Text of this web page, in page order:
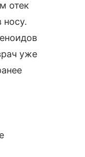
отек
уже